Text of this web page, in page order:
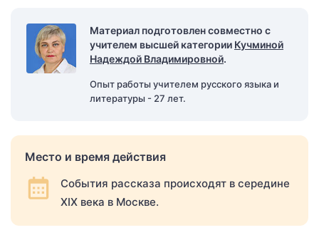
Материал подготовлен совместно с
учителем высшей категории Кучминой
Надеждой Владимировной.
Опыт работы учителем русского языка и
литературы - 27 лет.
Место и время действия
События рассказа происходят в середине
XIX века в Москве.